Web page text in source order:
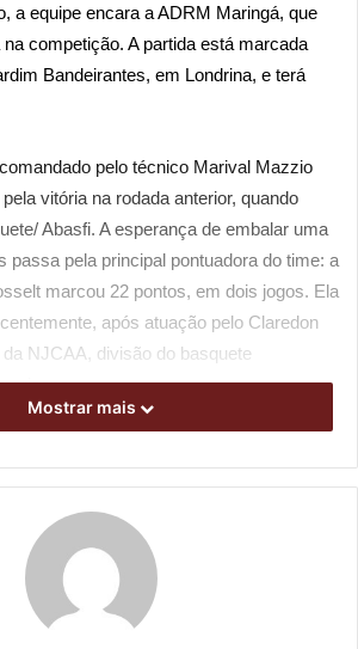
a equipe encara a ADRM Maringá, que
competição. A partida está marcada
Bandeirantes, em Londrina, e terá
pelo técnico Marival Mazzio
vitória na rodada anterior, quando
Abasfi. A esperança de embalar uma
passa pela principal pontuadora do time: a
marcou 22 pontos, em dois jogos. Ela
após atuação pelo Claredon
NJCAA, divisão do basquete
americano é mais individualizado. Estou
o time e reencontrar as meninas. Eu
disse Posselt.
a ala Duda reconhece a força das
Mostrar mais